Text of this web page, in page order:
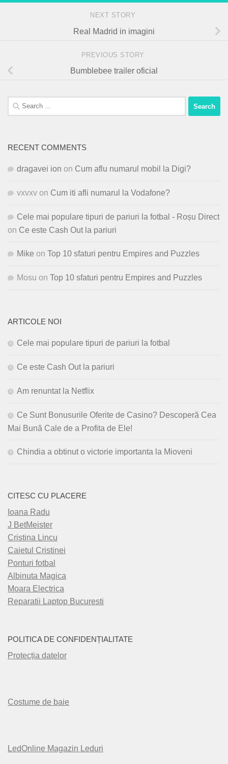
NEXT STORY
Real Madrid in imagini
PREVIOUS STORY
Bumblebee trailer oficial
Search
for:
RECENT COMMENTS
dragavei ion on Cum aflu numarul mobil la Digi?
vxvxv on Cum iti afli numarul la Vodafone?
Cele mai populare tipuri de pariuri la fotbal - Roșu Direct
on Ce este Cash Out la pariuri
Mike on Top 10 sfaturi pentru Empires and Puzzles
Mosu on Top 10 sfaturi pentru Empires and Puzzles
ARTICOLE NOI
Cele mai populare tipuri de pariuri la fotbal
Ce este Cash Out la pariuri
Am renuntat la Netflix
Ce Sunt Bonusurile Oferite de Casino? Descoperă Cea
Mai Bună Cale de a Profita de Ele!
Chindia a obtinut o victorie importanta la Mioveni
CITESC CU PLACERE
Ioana Radu
J BetMeister
Cristina Lincu
Caietul Cristinei
Ponturi fotbal
Albinuta Magica
Moara Electrica
Reparatii Laptop Bucuresti
POLITICA DE CONFIDENȚIALITATE
Protecția datelor
Costume de baie
LedOnline Magazin Leduri